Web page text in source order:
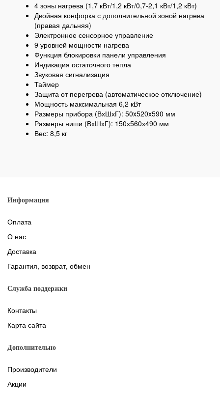
4 зоны нагрева (1,7 кВт/1,2 кВт/0,7-2,1 кВт/1,2 кВт)
Двойная конфорка с дополнительной зоной нагрева
(правая дальняя)
Электронное сенсорное управление
9 уровней мощности нагрева
Функция блокировки панели управления
Индикация остаточного тепла
Звуковая сигнализация
Таймер
Защита от перегрева (автоматическое отключение)
Мощность максимальная 6,2 кВт
Размеры прибора (ВхШхГ): 50x520x590 мм
Размеры ниши (ВхШхГ): 150х560х490 мм
Вес: 8,5 кг
Информация
Оплата
О нас
Доставка
Гарантия, возврат, обмен
Служба поддержки
Контакты
Карта сайта
Дополнительно
Производители
Акции